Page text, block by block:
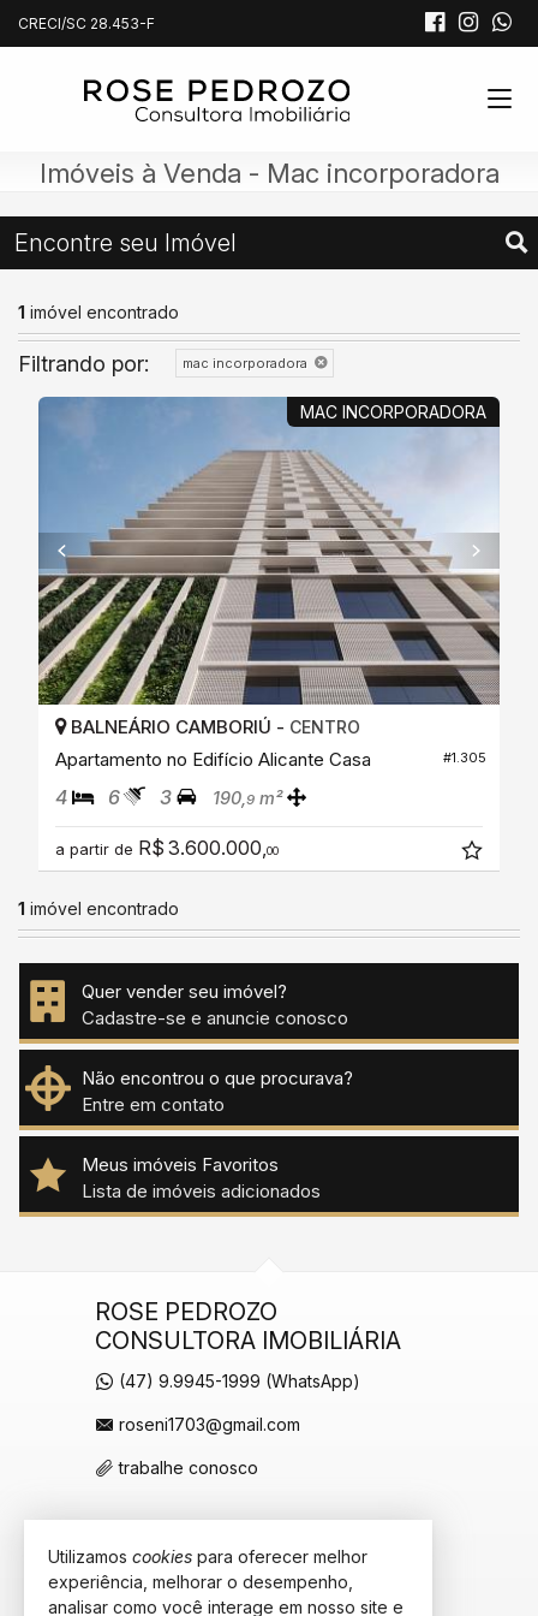
CRECI/SC 28.453-F
Imóveis à Venda - Mac incorporadora
Encontre seu Imóvel
1 imóvel encontrado
Filtrando por: mac incorporadora
MAC INCORPORADORA
#1.305
BALNEÁRIO CAMBORIÚ - CENTRO
Apartamento no Edifício Alicante Casa
4 6 3 190,9 m²
a partir de R$ 3.600.000, 00
1 imóvel encontrado
Quer vender seu imóvel?
Cadastre-se e anuncie conosco
Não encontrou o que procurava?
Entre em contato
Meus imóveis Favoritos
Lista de imóveis adicionados
ROSE PEDROZO
CONSULTORA IMOBILIÁRIA
(47) 9.9945-1999 (WhatsApp)
roseni1703@gmail.com
trabalhe conosco
VEJA MAIS
receba nosso newsletter
Utilizamos cookies para oferecer melhor
experiência, melhorar o desempenho,
analisar como você interage em nosso site e